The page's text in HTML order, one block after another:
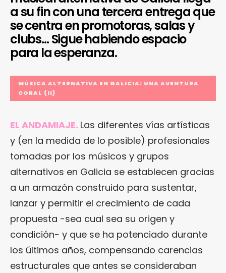
a su fin con una tercera entrega que
se centra en promotoras, salas y
clubs… Sigue habiendo espacio
para la esperanza.
MÚSICA ALTERNATIVA EN GALICIA: UNA AVENTURA
CORAL (II)
EL ANDAMIAJE. Las diferentes vías artísticas
y (en la medida de lo posible) profesionales
tomadas por los músicos y grupos
alternativos en Galicia se establecen gracias
a un armazón construido para sustentar,
lanzar y permitir el crecimiento de cada
propuesta -sea cual sea su origen y
condición- y que se ha potenciado durante
los últimos años, compensando carencias
estructurales que antes se consideraban